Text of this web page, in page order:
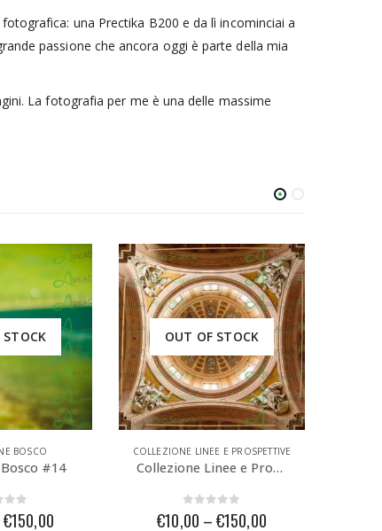
una Prectika B200 e da lì incominciai a
passione che ancora oggi è parte della mia
La fotografia per me è una delle massime
E PROSPETTIVE
Collezione Linee e Prospettive #07
of 5
€150,00
OUT OF STOCK
COLLEZIONE BOSCO
Collezione Bosco #18
0 out of 5
€10,00 –€150,00